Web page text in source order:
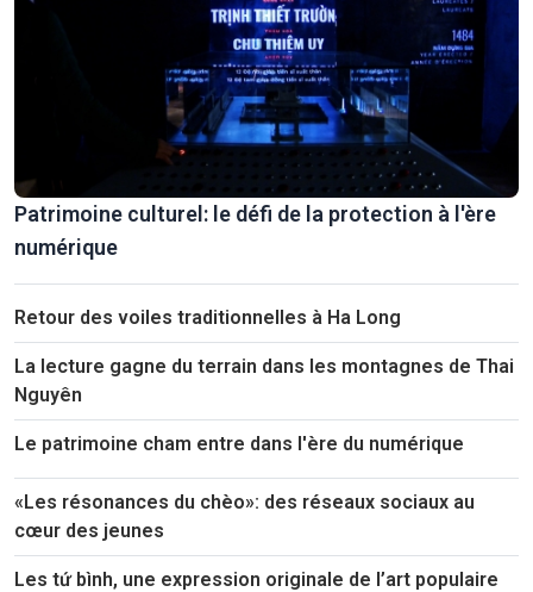
Patrimoine culturel: le défi de la protection à l'ère
numérique
Retour des voiles traditionnelles à Ha Long
La lecture gagne du terrain dans les montagnes de Thai
Nguyên
Le patrimoine cham entre dans l'ère du numérique
«Les résonances du chèo»: des réseaux sociaux au
cœur des jeunes
Les tứ bình, une expression originale de l’art populaire